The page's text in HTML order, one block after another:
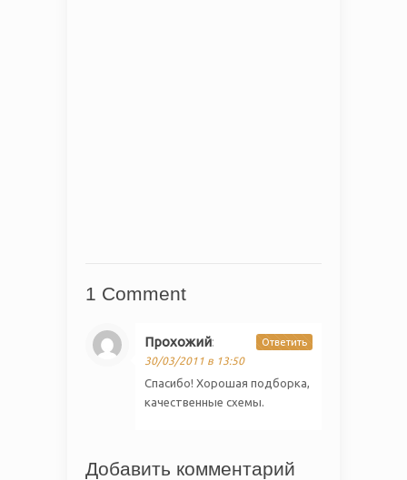
1 Comment
Прохожий:
30/03/2011 в 13:50
Спасибо! Хорошая подборка,
качественные схемы.
Ответить
Добавить комментарий